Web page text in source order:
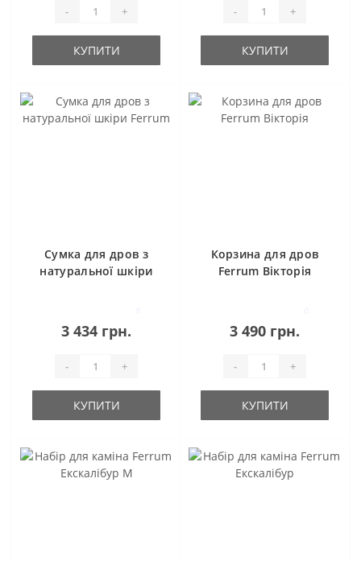
- +
КУПИТИ
- +
КУПИТИ
Сумка для дров з
натуральної шкіри
3 434 грн.
- +
КУПИТИ
Корзина для дров
Ferrum Вікторія
3 490 грн.
- +
КУПИТИ